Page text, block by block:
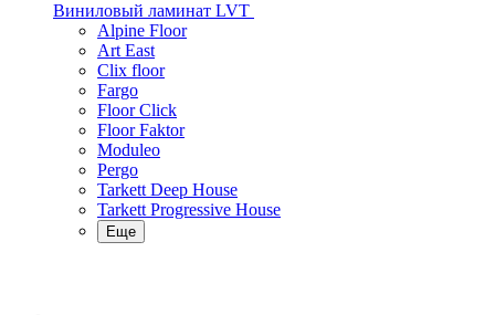
Виниловый ламинат LVT
Alpine Floor
Art East
Clix floor
Fargo
Floor Click
Floor Faktor
Moduleo
Pergo
Tarkett Deep House
Tarkett Progressive House
Еще